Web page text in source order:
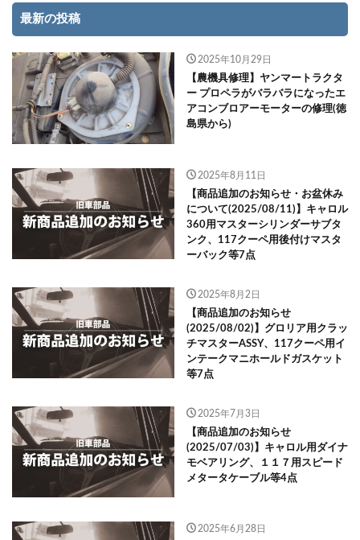
最新の投稿
2025年10月29日
【農機具修理】ヤンマートラクタ
ー プロペラがバラバラになったエ
アコンブロアーモーターの修理(徳
島県から)
2025年8月11日
【商品追加のお知らせ・お盆休み
について(2025/08/11)】キャロル
360用マスターシリンダーサブタ
ンク、117クーペ用後付けマスタ
ーバック等7点
2025年8月2日
【商品追加のお知らせ
(2025/08/02)】グロリア用クラッ
チマスターASSY、117クーペ用イ
ンテークマニホールドガスケット
等7点
2025年7月3日
【商品追加のお知らせ
(2025/07/03)】キャロル用ダイナ
モベアリング、１１７用スピード
メタータケーブル等4点
2025年6月28日